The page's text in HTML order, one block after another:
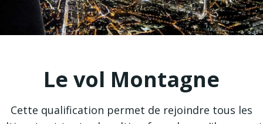
Le vol Montagne
Cette qualification permet de rejoindre tous les